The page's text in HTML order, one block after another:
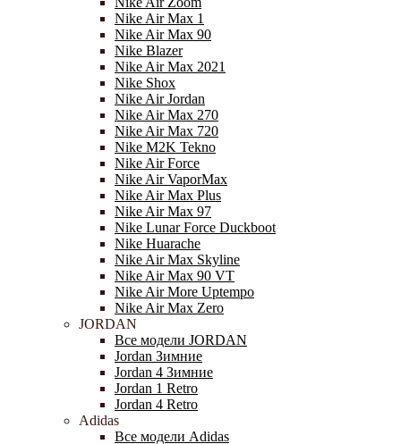
Nike Air Max 1
Nike Air Max 90
Nike Blazer
Nike Air Max 2021
Nike Shox
Nike Air Jordan
Nike Air Max 270
Nike Air Max 720
Nike M2K Tekno
Nike Air Force
Nike Air VaporMax
Nike Air Max Plus
Nike Air Max 97
Nike Lunar Force Duckboot
Nike Huarache
Nike Air Max Skyline
Nike Air Max 90 VT
Nike Air More Uptempo
Nike Air Max Zero
JORDAN
Все модели JORDAN
Jordan Зимние
Jordan 4 Зимние
Jordan 1 Retro
Jordan 4 Retro
Adidas
Все модели Adidas